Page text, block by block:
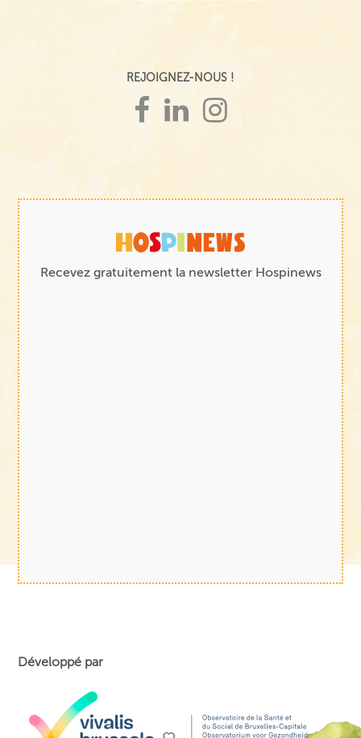
REJOIGNEZ-NOUS !
Recevez gratuitement la newsletter Hospinews
Développé par